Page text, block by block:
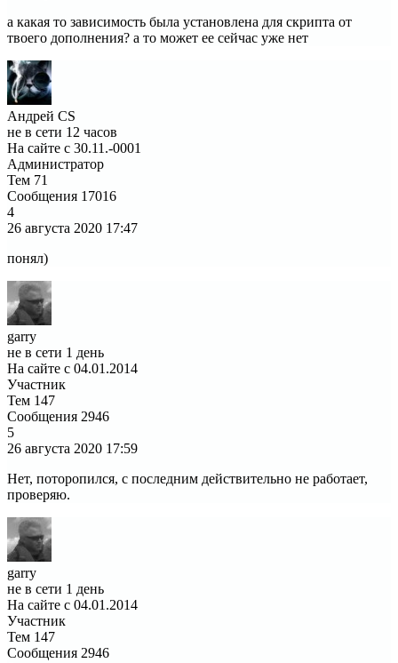
а какая то зависимость была установлена для скрипта от
твоего дополнения? а то может ее сейчас уже нет
Андрей CS
не в сети 12 часов
На сайте с 30.11.-0001
Администратор
Тем 71
Сообщения 17016
4
26 августа 2020 17:47
понял)
garry
не в сети 1 день
На сайте с 04.01.2014
Участник
Тем 147
Сообщения 2946
5
26 августа 2020 17:59
Нет, поторопился, с последним действительно не работает,
проверяю.
garry
не в сети 1 день
На сайте с 04.01.2014
Участник
Тем 147
Сообщения 2946